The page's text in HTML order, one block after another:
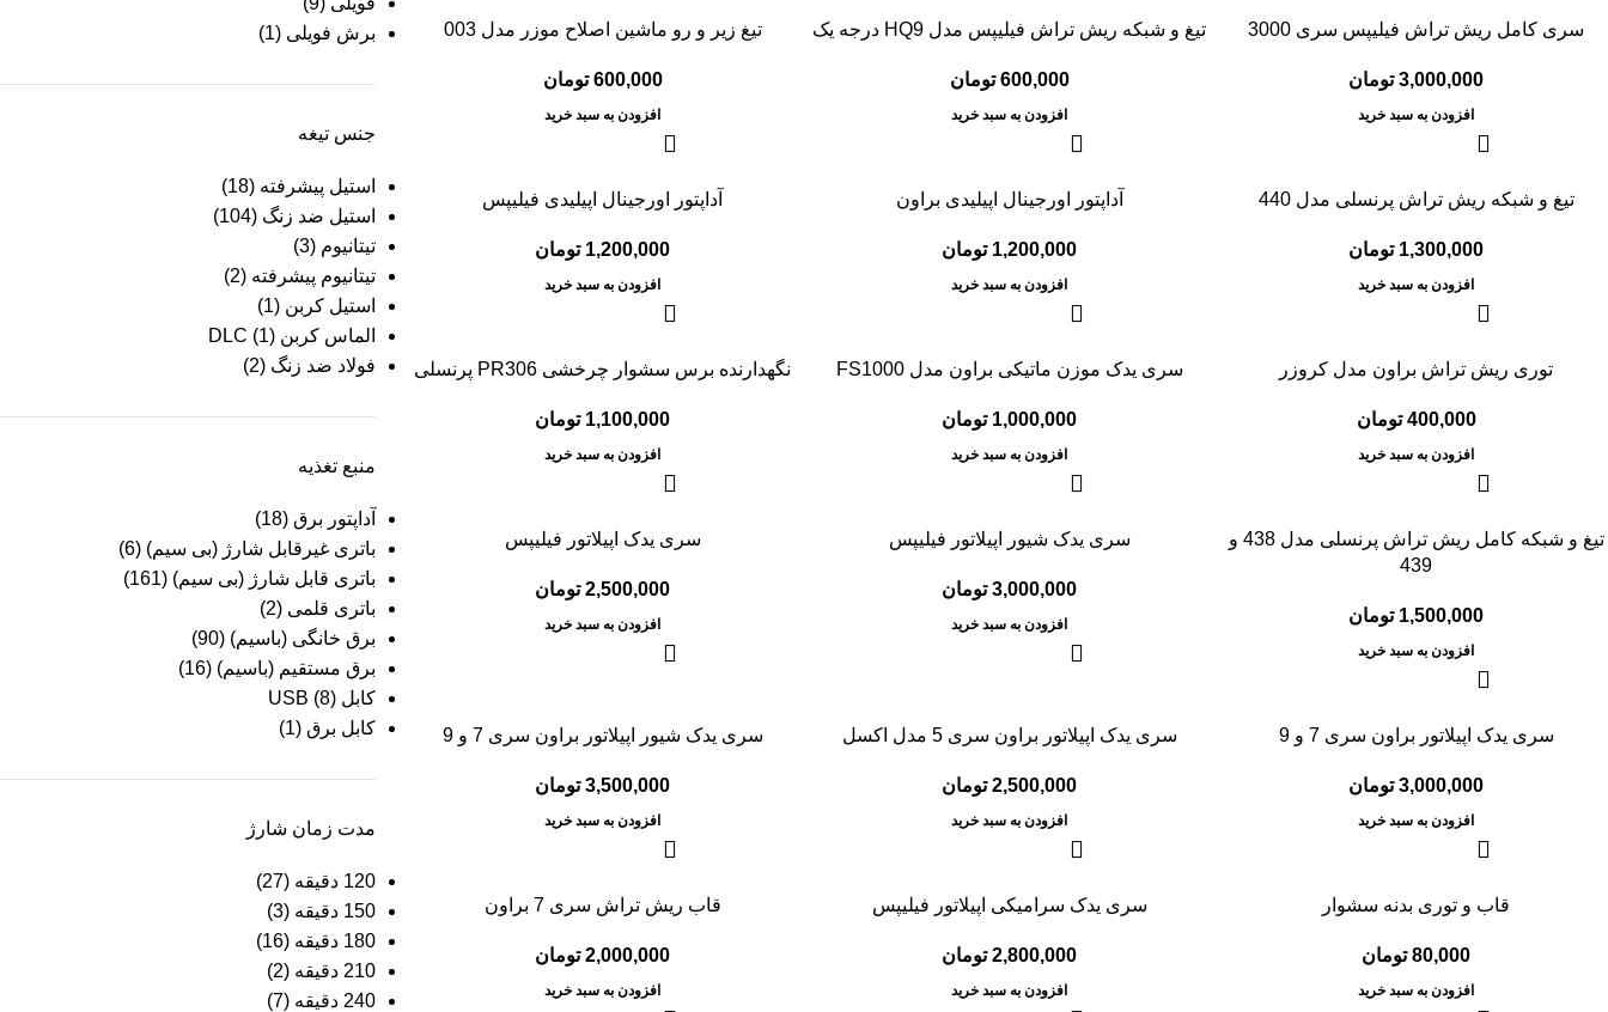
سری کامل ریش تراش فیلیپس سری 3000
3,000,000 تومان
افزودن به سبد خرید
تیغ و شبکه ریش تراش فیلیپس مدل HQ9 درجه یک
600,000 تومان
افزودن به سبد خرید
تیغ زیر و رو ماشین اصلاح موزر مدل 003
600,000 تومان
افزودن به سبد خرید
تیغ و شبکه ریش تراش پرنسلی مدل 440
1,300,000 تومان
افزودن به سبد خرید
آداپتور اورجینال اپیلیدی براون
1,200,000 تومان
افزودن به سبد خرید
آداپتور اورجینال اپیلیدی فیلیپس
1,200,000 تومان
افزودن به سبد خرید
توری ریش تراش براون مدل کروزر
400,000 تومان
افزودن به سبد خرید
سری یدک موزن ماتیکی براون مدل FS1000
1,000,000 تومان
افزودن به سبد خرید
نگهدارنده برس سشوار چرخشی PR306 پرنسلی
1,100,000 تومان
افزودن به سبد خرید
تیغ و شبکه کامل ریش تراش پرنسلی مدل 438 و
439
1,500,000 تومان
افزودن به سبد خرید
سری یدک شیور اپیلاتور فیلیپس
3,000,000 تومان
افزودن به سبد خرید
سری یدک اپیلاتور فیلیپس
2,500,000 تومان
افزودن به سبد خرید
سری یدک اپیلاتور براون سری 7 و 9
3,000,000 تومان
افزودن به سبد خرید
سری یدک اپیلاتور براون سری 5 مدل اکسل
2,500,000 تومان
افزودن به سبد خرید
سری یدک شیور اپیلاتور براون سری 7 و 9
3,500,000 تومان
افزودن به سبد خرید
قاب و توری بدنه سشوار
80,000 تومان
افزودن به سبد خرید
سری یدک سرامیکی اپیلاتور فیلیپس
2,800,000 تومان
افزودن به سبد خرید
قاب ریش تراش سری 7 براون
2,000,000 تومان
افزودن به سبد خرید
برش فویلی (1)
جنس تیغه
استیل پیشرفته (18)
استیل ضد زنگ (104)
تیتانیوم (3)
تیتانیوم پیشرفته (2)
استیل کربن (1)
الماس کربن DLC(1)
فولاد ضد زنگ (2)
منبع تغذیه
آداپتور برق (18)
باتری غیرقابل شارژ (بی سیم) (6)
باتری قابل شارژ (بی سیم) (161)
باتری قلمی (2)
برق خانگی (باسیم) (90)
برق مستقیم (باسیم) (16)
کابل USB(8)
کابل برق (1)
مدت زمان شارژ
120 دقیقه
(27)
150 دقیقه
(3)
180 دقیقه
(16)
210 دقیقه
(2)
240 دقیقه
(7)